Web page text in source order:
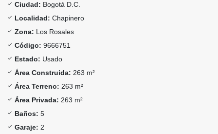
Ciudad: Bogotá D.C.
Localidad: Chapinero
Zona: Los Rosales
Código: 9666751
Estado: Usado
Área Construida: 263 m²
Área Terreno: 263 m²
Área Privada: 263 m²
Baños: 5
Garaje: 2